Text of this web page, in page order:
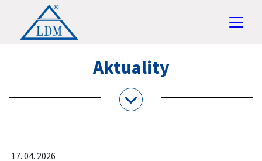
Aktuality
17. 04. 2026